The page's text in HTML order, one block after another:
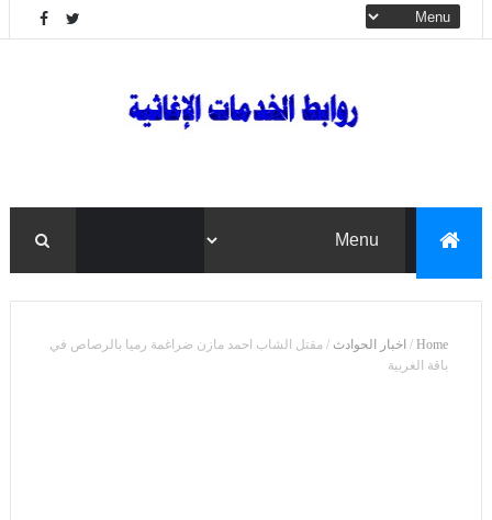
Home
/ اخبار الحوادث / مقتل الشاب احمد مازن ضراغمة رميا بالرصاص في
باقة الغربية